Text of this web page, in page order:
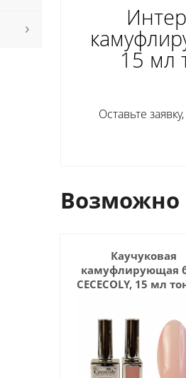
15 мл
Оставьте
Возможно
Каучуковая
камуфлирующая
CECECOLY, 15 мл